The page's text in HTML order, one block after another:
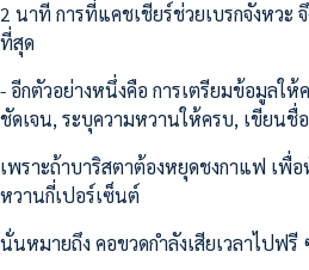
2 นาที การที่แคชเชียร์ช่วยเบรกจังหวะ
ที่สุด
- อีกตัวอย่างหนึ่งคือ การเตรียมข้อมูลให้
ชัดเจน, ระบุความหวานให้ครบ, เขียนชื่
เพราะถ้าบาริสตาต้องหยุดชงกาแฟ เพื่
หวานกี่เปอร์เซ็นต์
นั่นหมายถึง คอขวดกำลังเสียเวลาไปฟรี